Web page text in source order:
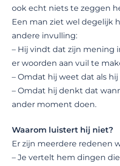
ook echt niets te zeggen
Een man ziet wel degelijk
andere invulling:
– Hij vindt dat zijn mening
er woorden aan vuil te
– Omdat hij weet dat als
– Omdat hij denkt dat
ander moment doen.
Waarom luistert hij niet?
Er zijn meerdere redenen
– Je vertelt hem dingen